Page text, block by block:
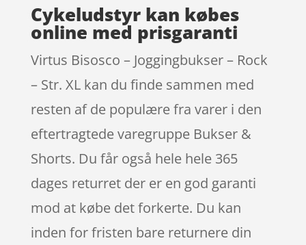
Cykeludstyr kan købes
online med prisgaranti
Virtus Bisosco – Joggingbukser – Rock
– Str. XL kan du finde sammen med
resten af de populære fra varer i den
eftertragtede varegruppe Bukser &
Shorts. Du får også hele hele 365
dages returret der er en god garanti
mod at købe det forkerte. Du kan
inden for fristen bare returnere din